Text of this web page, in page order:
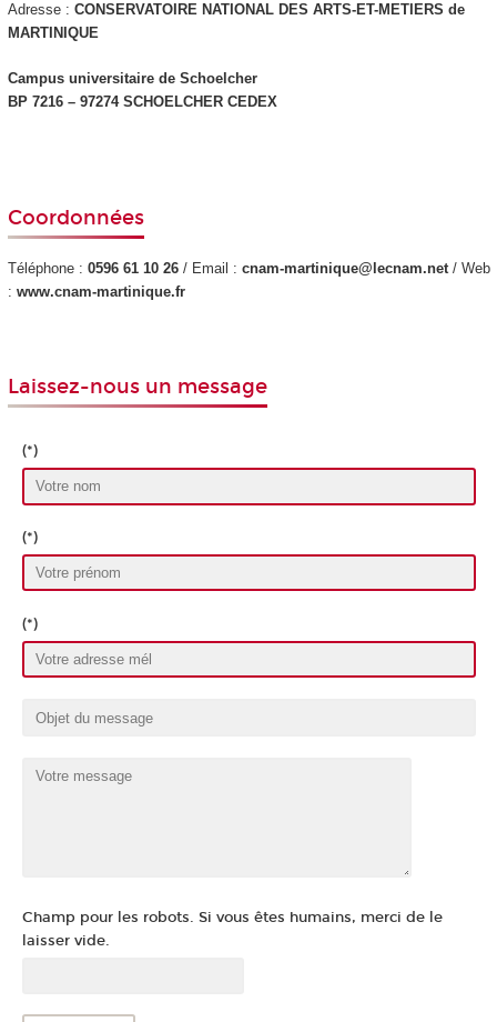
Adresse : CONSERVATOIRE NATIONAL DES ARTS-ET-METIERS de
MARTINIQUE
Campus universitaire de Schoelcher
BP 7216 – 97274 SCHOELCHER CEDEX
Coordonnées
Téléphone : 0596 61 10 26/ Email : cnam-martinique@lecnam.net/ Web
: www.cnam-martinique.fr
Laissez-nous un message
(*)
(*)
(*)
Champ pour les robots. Si vous êtes humains, merci de le
laisser vide.